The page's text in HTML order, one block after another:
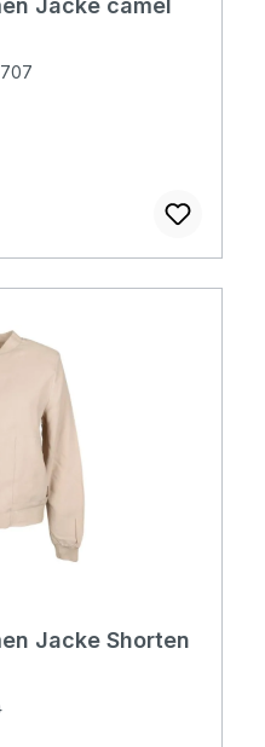
Jacke camel
Jacke Shorten